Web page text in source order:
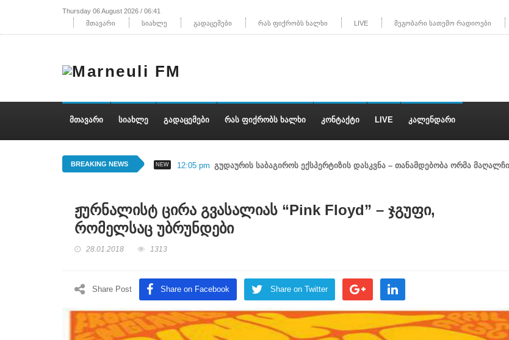
Thursday 06 August 2026 / 06:41
მთავარი
სიახლე გადაცემები რას ფიქრობს ხალხი LIVE მეგობარი სათემო რადიოები
ᲛᲗᲐᲕᲐᲠᲘ ᲡᲘᲐᲮᲚᲔ ᲒᲐᲓᲐᲪᲔᲛᲔᲑᲘ ᲠᲐᲡ ᲤᲘᲥᲠᲝᲑᲡ ᲮᲐᲚᲮᲘ ᲙᲝᲜᲢᲐᲥᲢᲘ LIVE ᲙᲐᲚᲔᲜᲓᲐᲠᲘ
BREAKING NEWS NEW 12:05 pm გუდაურის საბაგიროს ექსპერტიზის დასკვნა – თანამდებობა ორმა
ჟურნალისტ ცირა გვასალიას “Pink Floyd” – ჯგუფი,
რომელსაც უბრუნდები
28.01.2018 1313
Share Post Share on Facebook Share on Twitter